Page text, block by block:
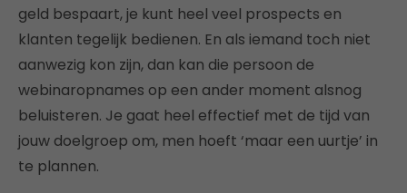
geld bespaart, je kunt heel veel prospects en
klanten tegelijk bedienen. En als iemand toch niet
aanwezig kon zijn, dan kan die persoon de
webinaropnames op een ander moment alsnog
beluisteren. Je gaat heel effectief met de tijd van
jouw doelgroep om, men hoeft ‘maar een uurtje’ in
te plannen.